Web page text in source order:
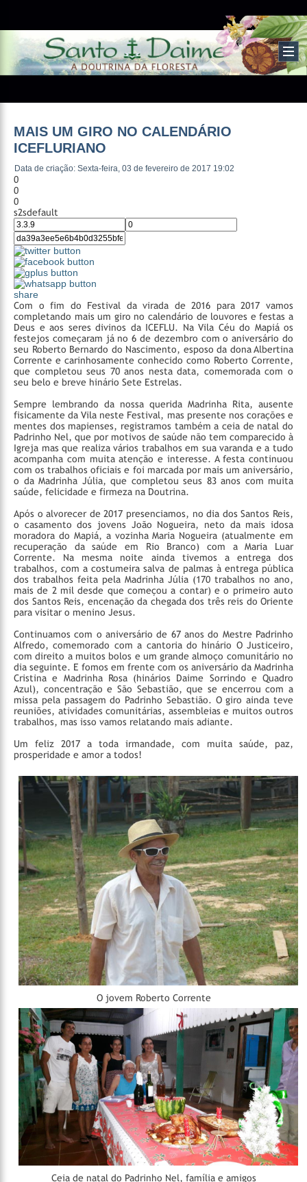
MAIS UM GIRO NO CALENDÁRIO
ICEFLURIANO
Data de criação: Sexta-feira, 03 de fevereiro de 2017 19:02
0
0
0
s2sdefault
share
Com o fim do Festival da virada de 2016 para 2017 vamos
completando mais um giro no calendário de louvores e festas a
Deus e aos seres divinos da ICEFLU. Na Vila Céu do Mapiá os
festejos começaram já no 6 de dezembro com o aniversário do
seu Roberto Bernardo do Nascimento, esposo da dona Albertina
Corrente e carinhosamente conhecido como Roberto Corrente,
que completou seus 70 anos nesta data, comemorada com o
seu belo e breve hinário Sete Estrelas.
Sempre lembrando da nossa querida Madrinha Rita, ausente
fisicamente da Vila neste Festival, mas presente nos corações e
mentes dos mapienses, registramos também a ceia de natal do
Padrinho Nel, que por motivos de saúde não tem comparecido à
Igreja mas que realiza vários trabalhos em sua varanda e a tudo
acompanha com muita atenção e interesse. A festa continuou
com os trabalhos oficiais e foi marcada por mais um aniversário,
o da Madrinha Júlia, que completou seus 83 anos com muita
saúde, felicidade e firmeza na Doutrina.
Após o alvorecer de 2017 presenciamos, no dia dos Santos Reis,
o casamento dos jovens João Nogueira, neto da mais idosa
moradora do Mapiá, a vozinha Maria Nogueira (atualmente em
recuperação da saúde em Rio Branco) com a Maria Luar
Corrente. Na mesma noite ainda tivemos a entrega dos
trabalhos, com a costumeira salva de palmas à entrega pública
dos trabalhos feita pela Madrinha Júlia (170 trabalhos no ano,
mais de 2 mil desde que começou a contar) e o primeiro auto
dos Santos Reis, encenação da chegada dos três reis do Oriente
para visitar o menino Jesus.
Continuamos com o aniversário de 67 anos do Mestre Padrinho
Alfredo, comemorado com a cantoria do hinário O Justiceiro,
com direito a muitos bolos e um grande almoço comunitário no
dia seguinte. E fomos em frente com os aniversário da Madrinha
Cristina e Madrinha Rosa (hinários Daime Sorrindo e Quadro
Azul), concentração e São Sebastião, que se encerrou com a
missa pela passagem do Padrinho Sebastião. O giro ainda teve
reuniões, atividades comunitárias, assembleias e muitos outros
trabalhos, mas isso vamos relatando mais adiante.
Um feliz 2017 a toda irmandade, com muita saúde, paz,
prosperidade e amor a todos!
O jovem Roberto Corrente
Ceia de natal do Padrinho Nel, família e amigos